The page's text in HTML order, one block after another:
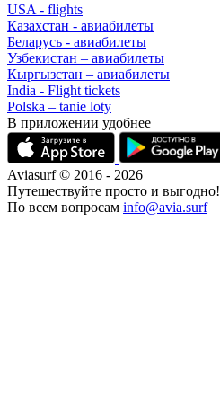
USA - flights
Казахстан - авиабилеты
Беларусь - авиабилеты
Узбекистан – авиабилеты
Кыргызстан – авиабилеты
India - Flight tickets
Polska – tanie loty
В приложении удобнее
Aviasurf © 2016 - 2026
Путешествуйте просто и выгодно!
По всем вопросам info@avia.surf